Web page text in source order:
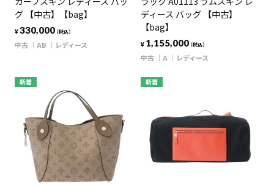
グ 【中古】【bag】
¥330,000（税込）
中古 AB レディース
ディース バッグ 【中古】
【bag】
¥ 1,155,000（税込）
中古 A レディース
新着 新着